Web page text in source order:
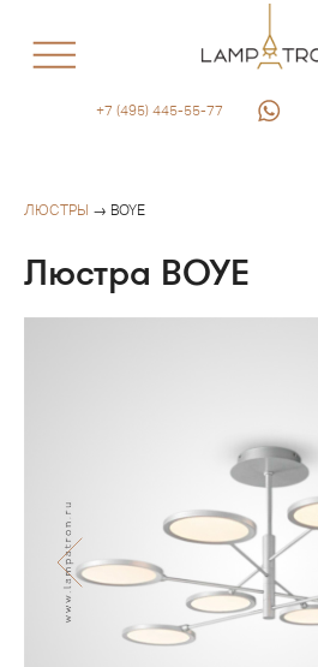
+7 (495) 445-55-77
ЛЮСТРЫ → BOYE
Люстра BOYE